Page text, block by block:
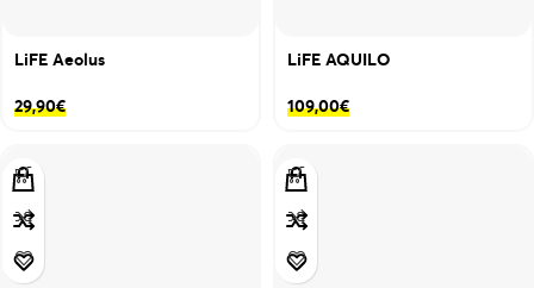
LiFE Aeolus
29,90€
LiFE AQUILO
109,00€